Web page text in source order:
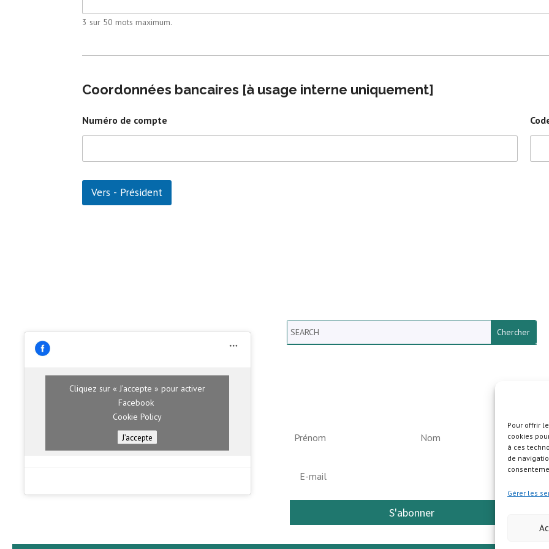
Pour offrir
cookies
à ces
de
Gérer les
3 sur 50 mots maximum.
Coordonnées bancaires [à usage interne uniquement]
Numéro de compte
Vers - Président
Cliquez sur « J’accepte » pour activer
Facebook
Cookie Policy
J’accepte
Search
S'abonner